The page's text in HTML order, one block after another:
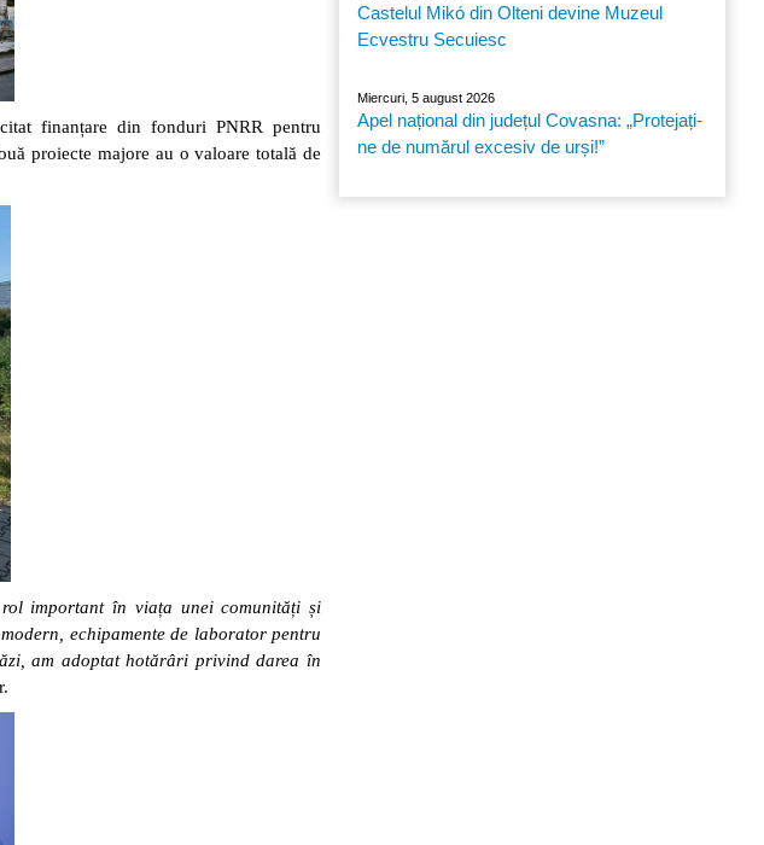
finanțare din fonduri PNRR pentru
proiecte majore au o valoare totală de
important în viața unei comunități și
echipamente de laborator pentru
am adoptat hotărâri privind darea în
Castelul Mikó din Olteni devine Muzeul
Ecvestru Secuiesc
Miercuri, 5 august 2026
Apel național din județul Covasna: „Protejați-
ne de numărul excesiv de urși!”